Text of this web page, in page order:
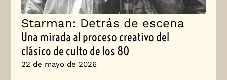
Starman: Detrás de escena
Una mirada al proceso creativo del
clásico de culto de los 80
22 de mayo de 2026